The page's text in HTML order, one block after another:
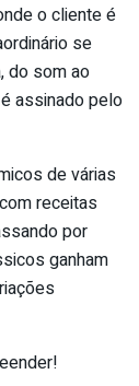
o cliente é
se
do som ao
assinado pelo
de várias
receitas
por
ganham